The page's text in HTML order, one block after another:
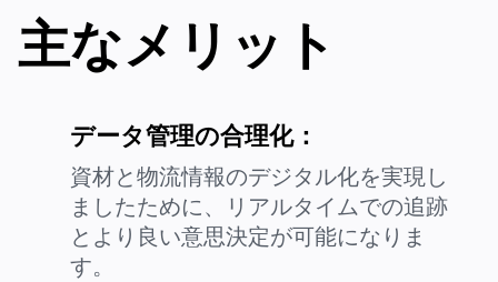
問い合わせ等
当社からの最新情報を受け取ることに承諾いただくものとしま
す。
上記の内容で送信する
上記の内容で送信する
主なメリット
データ管理の合理化：
資材と物流情報のデジタル化を実現し
ましたために、リアルタイムでの追跡
とより良い意思決定が可能になりま
す。